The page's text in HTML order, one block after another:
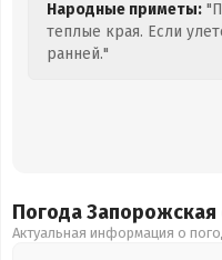
Народные приметы:
теплые края. Если
ранней."
Погода Запорожская
Актуальная информация о